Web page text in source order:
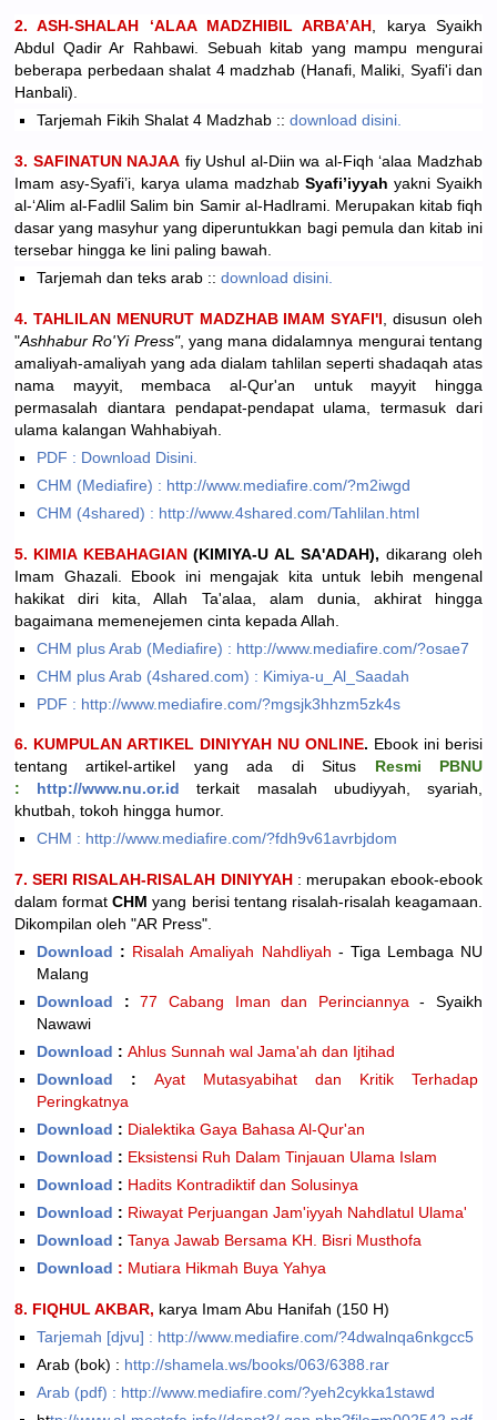
2. ASH-SHALAH ‘ALAA MADZHIBIL ARBA’AH, karya Syaikh
Abdul Qadir Ar Rahbawi. Sebuah kitab yang mampu mengurai
beberapa perbedaan shalat 4 madzhab (Hanafi, Maliki, Syafi'i dan
Hanbali).
Tarjemah Fikih Shalat 4 Madzhab :: download disini.
3. SAFINATUN NAJAA fiy Ushul al-Diin wa al-Fiqh ‘alaa Madzhab
Imam asy-Syafi’i, karya ulama madzhab Syafi’iyyah yakni Syaikh
al-‘Alim al-Fadlil Salim bin Samir al-Hadlrami. Merupakan kitab fiqh
dasar yang masyhur yang diperuntukkan bagi pemula dan kitab ini
tersebar hingga ke lini paling bawah.
Tarjemah dan teks arab :: download disini.
4. TAHLILAN MENURUT MADZHAB IMAM SYAFI'I , disusun oleh
"Ashhabur Ro'Yi Press", yang mana didalamnya mengurai tentang
amaliyah-amaliyah yang ada dialam tahlilan seperti shadaqah atas
nama mayyit, membaca al-Qur'an untuk mayyit hingga
permasalah diantara pendapat-pendapat ulama, termasuk dari
ulama kalangan Wahhabiyah.
PDF : Download Disini.
CHM (Mediafire) : http://www.mediafire.com/?m2iwgd
CHM (4shared) : http://www.4shared.com/Tahlilan.html
5. KIMIA KEBAHAGIAN(KIMIYA-U AL SA'ADAH), dikarang oleh
Imam Ghazali. Ebook ini mengajak kita untuk lebih mengenal
hakikat diri kita, Allah Ta'alaa, alam dunia, akhirat hingga
bagaimana memenejemen cinta kepada Allah.
CHM plus Arab (Mediafire) : http://www.mediafire.com/?osae7
CHM plus Arab (4shared.com) : Kimiya-u_Al_Saadah
PDF : http://www.mediafire.com/?mgsjk3hhzm5zk4s
6. KUMPULAN ARTIKEL DINIYYAH NU ONLINE. Ebook ini berisi
tentang artikel-artikel yang ada di Situs
Resmi PBNU
: http://www.nu.or.id terkait masalah ubudiyyah, syariah,
khutbah, tokoh hingga humor.
CHM : http://www.mediafire.com/?fdh9v61avrbjdom
7. SERI RISALAH-RISALAH DINIYYAH : merupakan ebook-ebook
dalam formatCHMyang berisi tentang risalah-risalah keagamaan.
Dikompilan oleh "AR Press".
Download : Risalah Amaliyah Nahdliyah - Tiga Lembaga NU
Malang
Download :77 Cabang Iman dan Perinciannya- Syaikh
Nawawi
Download : Ahlus Sunnah wal Jama'ah dan Ijtihad
Download : Ayat Mutasyabihat dan Kritik Terhadap
Peringkatnya
Download : Dialektika Gaya Bahasa Al-Qur'an
Download : Eksistensi Ruh Dalam Tinjauan Ulama Islam
Download : Hadits Kontradiktif dan Solusinya
Download : Riwayat Perjuangan Jam'iyyah Nahdlatul Ulama'
Download : Tanya Jawab Bersama KH. Bisri Musthofa
Download : Mutiara Hikmah Buya Yahya
8. FIQHUL AKBAR, karya Imam Abu Hanifah (150 H)
Tarjemah [djvu] : http://www.mediafire.com/?4dwalnqa6nkgcc5
Arab (bok) : http://shamela.ws/books/063/6388.rar
Arab (pdf) : http://www.mediafire.com/?yeh2cykka1stawd